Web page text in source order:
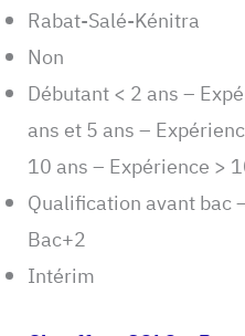
Rabat-Salé-Kénitra
Non
Débutant < 2 ans –
ans et 5 ans –
10 ans – Expérience >
Qualification avant bac
Bac+2
Intérim